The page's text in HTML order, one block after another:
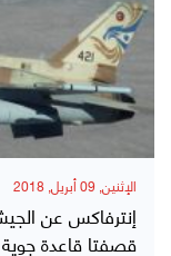
الإثنين, 09 أبريل, 2018
إنترفاكس عن
قصفتا قاعدة